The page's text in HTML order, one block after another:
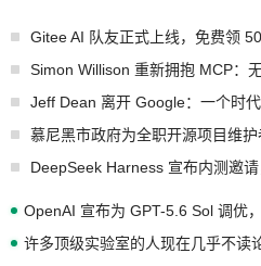
Gitee AI 队友正式上线，免费领
Simon Willison 重新拥抱 MCP：
Jeff Dean 离开 Google：一个时
慕尼黑市政府为全职开源项目维
OpenAI 宣布为 GPT-5.6 Sol 调优
许多顶级实验室的人现在几乎不读